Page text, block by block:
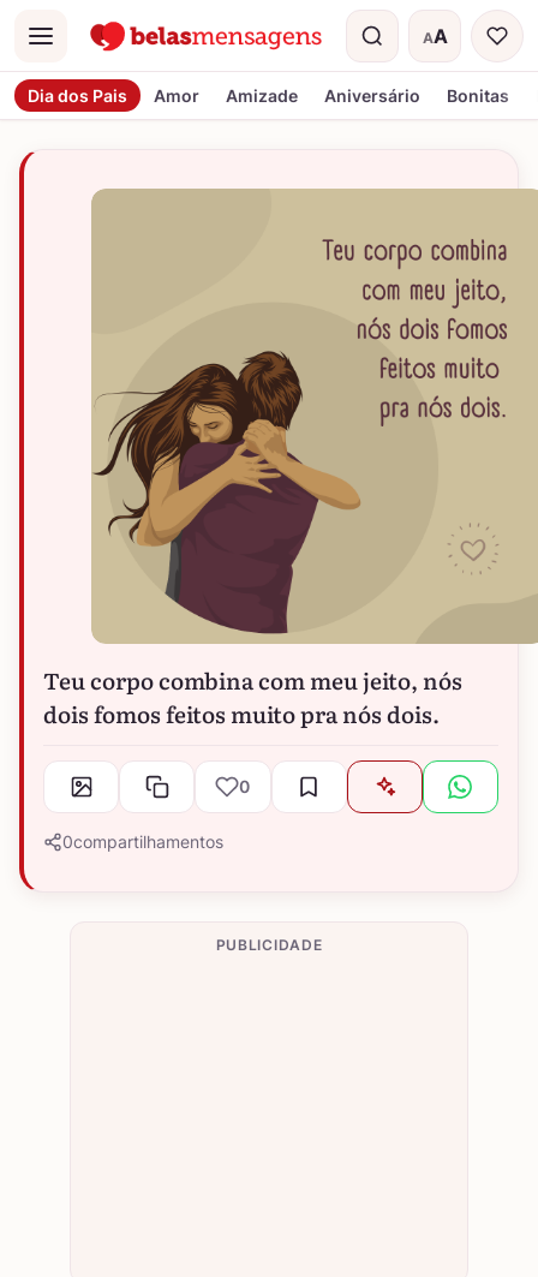
Menu AA
Tamanho do
Dia dos Pais Amor Amizade Aniversário Bonitas
Teu corpo combina com meu jeito, nós
dois fomos feitos muito pra nós dois.
0
0compartilhamentos
PUBLICIDADE